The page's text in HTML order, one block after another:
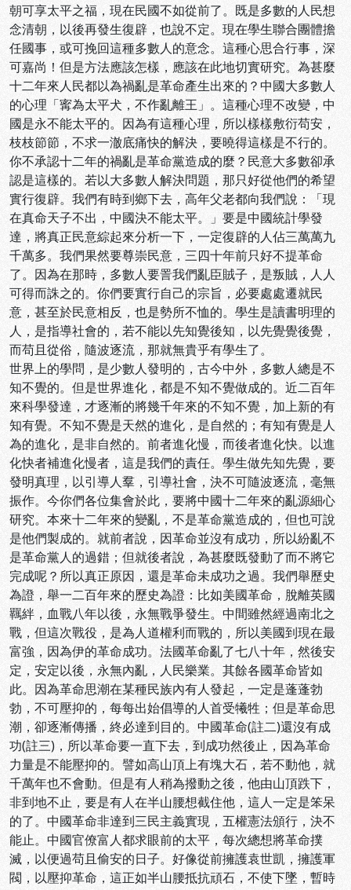
朝可享太平之福，現在民國不如從前了。既是多數的人民想
念清朝，以後再發生復辟，也說不定。現在學生聯合團體擔
任國事，或可挽回這種多數人的意念。這種心思合行事，深
可嘉尚！但是方法應該怎樣，應該在此地切實研究。為甚麼
十二年來人民都以為禍亂是革命產生出來的？中國大多數人
的心理「寗為太平犬，不作亂離王」。這種心理不改變，中
國是永不能太平的。因為有這種心理，所以樣樣敷衍苟安，
枝枝節節，不求一澈底痛快的解決，要曉得這樣是不行的。
你不承認十二年的禍亂是革命黨造成的麼？民意大多數卻承
認是這樣的。若以大多數人解決問題，那只好從他們的希望
實行復辟。我們有時到鄉下去，高年父老都向我們說：「現
在真命天子不出，中國決不能太平。」要是中國統計學發
達，將真正民意綜起來分析一下，一定復辟的人佔三萬萬九
千萬多。我們果然要尊崇民意，三四十年前只好不提革命
了。因為在那時，多數人要詈我們亂臣賊子，是叛賊，人人
可得而誅之的。你們要實行自己的宗旨，必要處處遷就民
意，甚至於民意相反，也是勢所不恤的。學生是讀書明理的
人，是指導社會的，若不能以先知覺後知，以先覺覺後覺，
而苟且從俗，隨波逐流，那就無貴乎有學生了。
世界上的學問，是少數人發明的，古今中外，多數人總是不
知不覺的。但是世界進化，都是不知不覺做成的。近二百年
來科學發達，才逐漸的將幾千年來的不知不覺，加上新的有
知有覺。不知不覺是天然的進化，是自然的；有知有覺是人
為的進化，是非自然的。前者進化慢，而後者進化快。以進
化快者補進化慢者，這是我們的責任。學生做先知先覺，要
發明真理，以引導人羣，引導社會，決不可隨波逐流，毫無
振作。今你們各位集會於此，要將中國十二年來的亂源細心
研究。本來十二年來的變亂，不是革命黨造成的，但也可說
是他們製成的。就前者說，因革命並沒有成功，所以紛亂不
是革命黨人的過錯；但就後者說，為甚麼既發動了而不將它
完成呢？所以真正原因，還是革命未成功之過。我們舉歷史
為證，舉一二百年來的歷史為證：比如美國革命，脫離英國
羈絆，血戰八年以後，永無戰爭發生。中間雖然經過南北之
戰，但這次戰役，是為人道權利而戰的，所以美國到現在最
富強，因為伊的革命成功。法國革命亂了七八十年，然後安
定，安定以後，永無內亂，人民樂業。其餘各國革命皆如
此。因為革命思潮在某種民族內有人發起，一定是蓬蓬勃
勃，不可壓抑的，每每出始倡導的人首受犧牲；但是革命思
潮，卻逐漸傳播，終必達到目的。中國革命(註二)還沒有成
功(註三)，所以革命要一直下去，到成功然後止，因為革命
力量是不能壓抑的。譬如高山頂上有塊大石，若不動他，就
千萬年也不會動。但是有人稍為撥動之後，他由山頂跌下，
非到地不止，要是有人在半山腰想截住他，這人一定是笨呆
的了。中國革命非達到三民主義實現，五權憲法頒行，決不
能止。中國官僚富人都求眼前的太平，每次總想將革命撲
滅，以便過苟且偷安的日子。好像從前擁護袁世凱，擁護軍
閥，以壓抑革命，這正如半山腰抵抗頑石，不使下墜，暫時